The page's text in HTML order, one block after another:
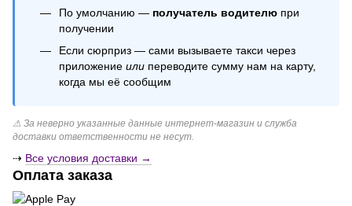
Купить свечи для торта
По умолчанию — получатель водителю при
получении
Если сюрприз — сами вызываете такси через
приложение или переводите сумму нам на карту,
когда мы её сообщим
⚠ За неверно указанные данные интернет-магазин и служба
доставки ответственности не несут.
⇢ Все условия доставки →
Оплата заказа